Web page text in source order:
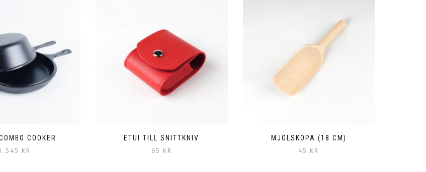
COOKER
KR
ETUI TILL SNITTKNIV
65 KR
MJÖLSKOPA (18 CM)
45 KR